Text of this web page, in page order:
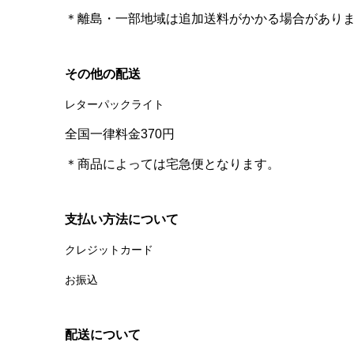
＊離島・一部地域は追加送料がかかる場合があり
その他の配送
レターパックライト
全国一律料金370円
＊商品によっては宅急便となります。
支払い方法について
クレジットカード
お振込
配送について